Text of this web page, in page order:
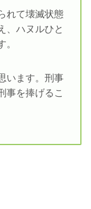
れて壊滅状態
、ハヌルひと
。
います。刑事
事を捧げるこ